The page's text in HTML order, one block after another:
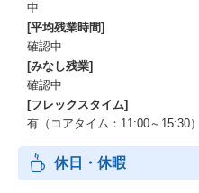
中
[平均残業時間]
確認中
[みなし残業]
確認中
[フレックスタイム]
有（コアタイム：11:00～15:30）
休日・休暇